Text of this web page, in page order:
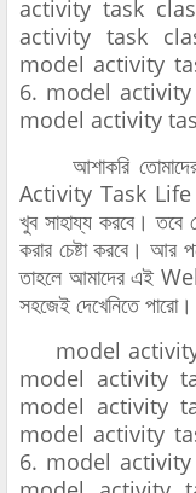
activity task
activity task
model activity
6. model
model activity
আশাকরি
Activity Task Life
খুব সাহায্য করবে।
করার চেষ্টা করবে। আর
তাহলে আমাদের এই
সহজেই দেখেনিতে পারো।
model activity
model activity
model activity
model activity
6. model